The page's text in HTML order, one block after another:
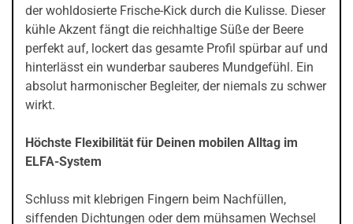
der wohldosierte Frische-Kick durch die Kulisse. Dieser
kühle Akzent fängt die reichhaltige Süße der Beere
perfekt auf, lockert das gesamte Profil spürbar auf und
hinterlässt ein wunderbar sauberes Mundgefühl. Ein
absolut harmonischer Begleiter, der niemals zu schwer
wirkt.
Höchste Flexibilität für Deinen mobilen Alltag im
ELFA-System
Schluss mit klebrigen Fingern beim Nachfüllen,
siffenden Dichtungen oder dem mühsamen Wechsel